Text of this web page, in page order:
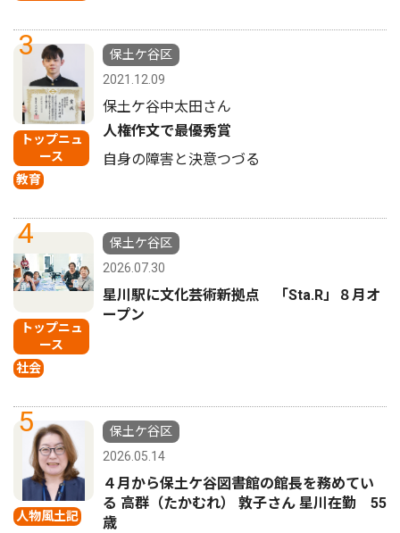
3
トップニュ
ース
教育
保土ケ谷区
2021.12.09
保土ケ谷中太田さん
人権作文で最優秀賞
自身の障害と決意つづる
4
トップニュ
ース
社会
保土ケ谷区
2026.07.30
星川駅に文化芸術新拠点 「Sta.R」８月オ
ープン
5
人物風土記
保土ケ谷区
2026.05.14
４月から保土ケ谷図書館の館長を務めてい
る 高群（たかむれ） 敦子さん 星川在勤 55
歳